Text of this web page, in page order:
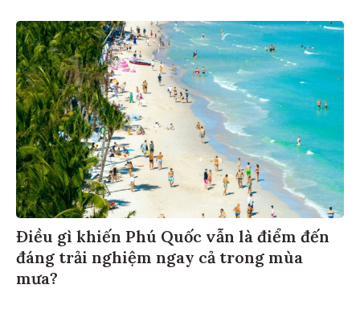
Điều gì khiến Phú Quốc vẫn là điểm đến
đáng trải nghiệm ngay cả trong mùa
mưa?